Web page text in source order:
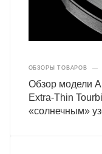
ОБЗОРЫ ТОВАРОВ —
Обзор модели
Extra-Thin
«солнечным»